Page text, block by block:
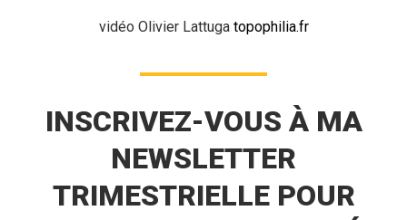
vidéo Olivier Lattuga topophilia.fr
INSCRIVEZ-VOUS À MA
NEWSLETTER
TRIMESTRIELLE POUR